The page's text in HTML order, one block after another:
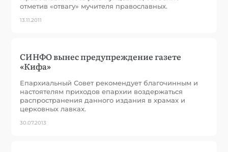
отметив «отвагу» мучителя православных.
13.11.2011
СИНФО вынес предупреждение газете
«Кифа»
Епархиальный Совет рекомендует благочинным и
настоятелям приходов епархии воздержаться
распространения данного издания в храмах и
церковных лавках.
30.07.2013